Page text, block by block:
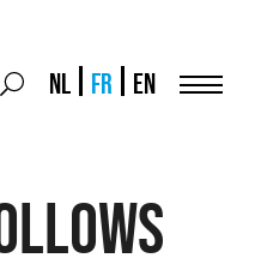
Search
Search
NL FR EN